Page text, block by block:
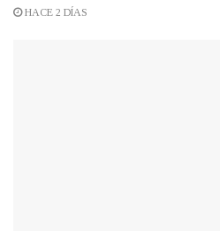
HACE 2 DÍAS